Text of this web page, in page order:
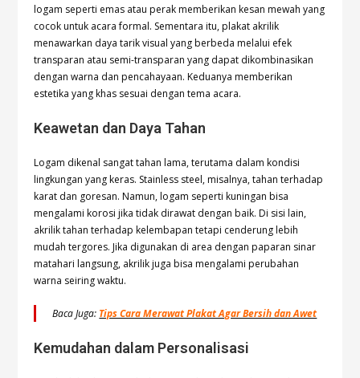
logam seperti emas atau perak memberikan kesan mewah yang
cocok untuk acara formal. Sementara itu, plakat akrilik
menawarkan daya tarik visual yang berbeda melalui efek
transparan atau semi-transparan yang dapat dikombinasikan
dengan warna dan pencahayaan. Keduanya memberikan
estetika yang khas sesuai dengan tema acara.
Keawetan dan Daya Tahan
Logam dikenal sangat tahan lama, terutama dalam kondisi
lingkungan yang keras. Stainless steel, misalnya, tahan terhadap
karat dan goresan. Namun, logam seperti kuningan bisa
mengalami korosi jika tidak dirawat dengan baik. Di sisi lain,
akrilik tahan terhadap kelembapan tetapi cenderung lebih
mudah tergores. Jika digunakan di area dengan paparan sinar
matahari langsung, akrilik juga bisa mengalami perubahan
warna seiring waktu.
Baca Juga: Tips Cara Merawat Plakat Agar Bersih dan Awet
Kemudahan dalam Personalisasi